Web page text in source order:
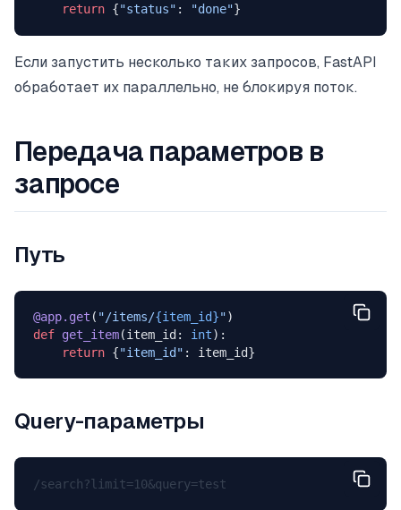
    return
{"status" : "done"}
Если запустить несколько таких запросов, FastAPI
обработает их параллельно, не блокируя поток.
Передача параметров в
запросе
Путь
@app.get ( "/items/{item_id}")
def get_item(item_id: int):
    return
{"item_id" : item_id}
Query-параметры